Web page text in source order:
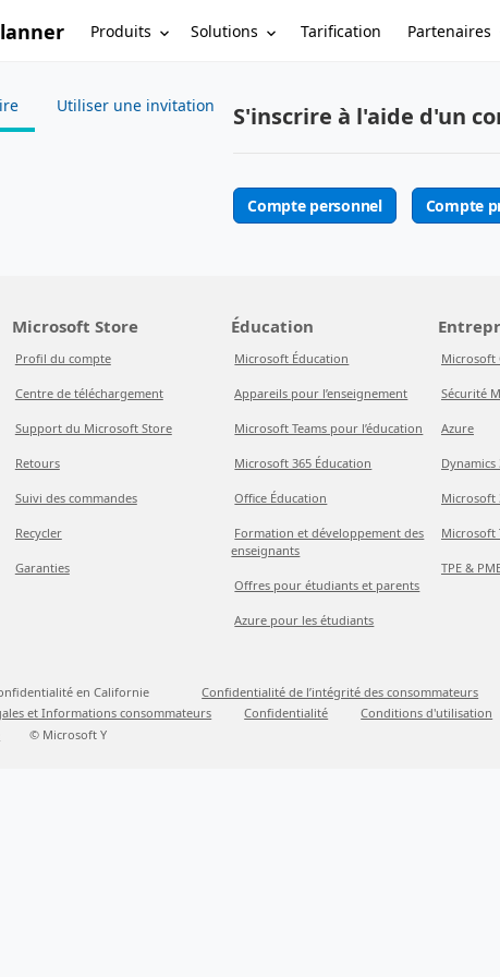
Produits Solutions Tarification Partenaires
Utiliser une invitation S'inscrire à l'aide d'un
Compte personnel Compte
Microsoft Store
Profil du compte
Centre de téléchargement
Support du Microsoft Store
Retours
Suivi des commandes
Recycler
Garanties
Éducation
Microsoft Éducation
Appareils pour l’enseignement
Microsoft Teams pour l’éducation
Microsoft 365 Éducation
Office Éducation
Formation et développement des
enseignants
Offres pour étudiants et parents
Azure pour les étudiants
Microsoft
Sécurité
Azure
Dynamics
Microsoft
Microsoft
TPE &
en Californie
Confidentialité de l’intégrité des consommateurs
et Informations consommateurs Confidentialité Conditions d'utilisation
© Microsoft Y